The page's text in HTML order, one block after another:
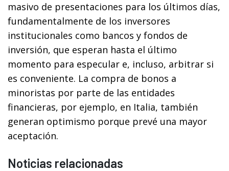
masivo de presentaciones para los últimos días,
fundamentalmente de los inversores
institucionales como bancos y fondos de
inversión, que esperan hasta el último
momento para especular e, incluso, arbitrar si
es conveniente. La compra de bonos a
minoristas por parte de las entidades
financieras, por ejemplo, en Italia, también
generan optimismo porque prevé una mayor
aceptación.
Noticias relacionadas